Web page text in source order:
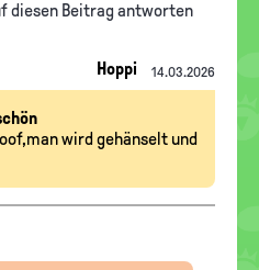
diesen Beitrag antworten
Hoppi 14.03.2026
wird gehänselt und